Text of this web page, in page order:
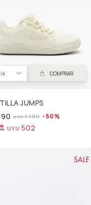
COMPRAR
JUMPS
UYU 1.190 50
UYU 502